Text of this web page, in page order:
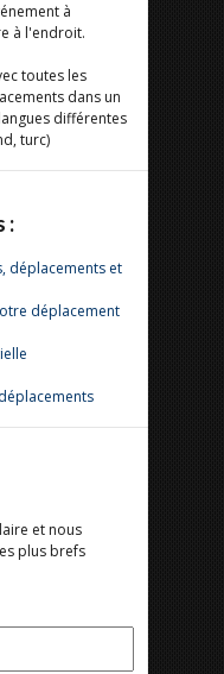
à
à l'endroit.
toutes les
dans un
différentes
turc)
:
déplacements et
déplacement
et nous
plus brefs